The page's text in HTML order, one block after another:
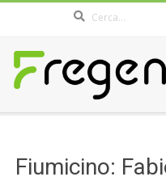
content
MenuFiumicino: